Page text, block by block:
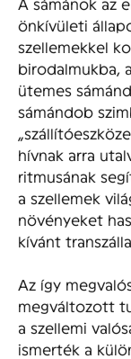
A sámánok az
önkívületi
szellemekkel
birodalmukba,
ütemes
sámándob
hívnak arra
ritmusának
a szellemek
növényeket
kívánt
Az így
megváltozott
a szellemi
ismerték a